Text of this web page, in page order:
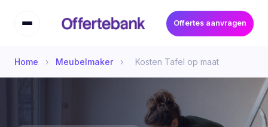
Offertes aanvragen
Home › Meubelmaker › Kosten Tafel op maat